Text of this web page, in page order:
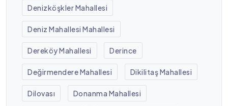
Denizköşkler Mahallesi
Deniz Mahallesi Mahallesi
Dereköy Mahallesi Derince
Değirmendere Mahallesi Dikilitaş Mahallesi
Dilovası Donanma Mahallesi